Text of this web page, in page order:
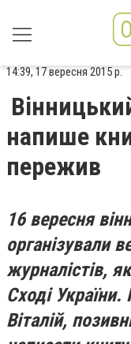
14:39, 17 вересня 2015 р.
напише
пережив
16 вересня
організували
журналістів,
Сході України.
Віталій,